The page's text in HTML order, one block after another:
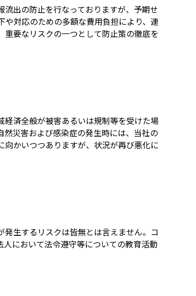
出の防止を行なっておりますが、予期せ
対応のための多額な費用負担により、連
要なリスクの一つとして防止策の徹底を
済全般が被害あるいは規制等を受けた場
災害および感染症の発生時には、当社の
かいつつありますが、状況が再び悪化に
生するリスクは皆無とは言えません。コ
において法令遵守等についての教育活動